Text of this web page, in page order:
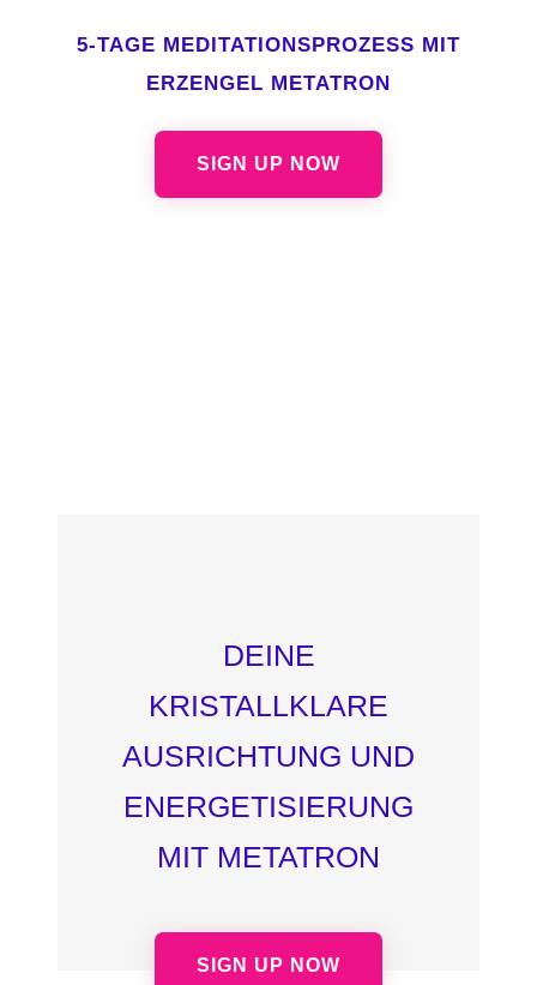
5-TAGE MEDITATIONSPROZESS MIT
ERZENGEL METATRON
SIGN UP NOW
DEINE
KRISTALLKLARE
AUSRICHTUNG UND
ENERGETISIERUNG
MIT METATRON
SIGN UP NOW